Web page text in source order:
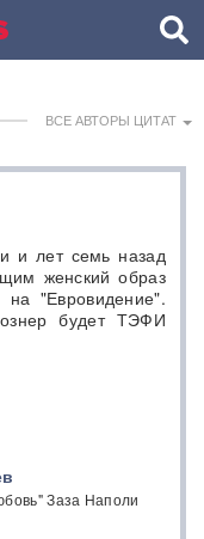
ВСЕ АВТОРЫ ЦИТАТ
и лет семь назад
женский образ
"Евровидение".
будет ТЭФИ
Заза Наполи